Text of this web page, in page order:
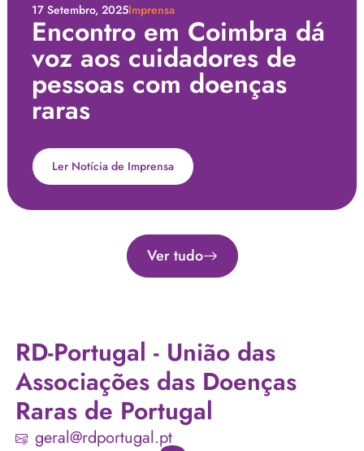
17 Setembro, 2025Imprensa
Encontro em Coimbra dá
voz aos cuidadores de
pessoas com doenças
raras
Ler Notícia de Imprensa
Ver tudo
RD-Portugal - União das
Associações das Doenças
Raras de Portugal
geral@rdportugal.pt